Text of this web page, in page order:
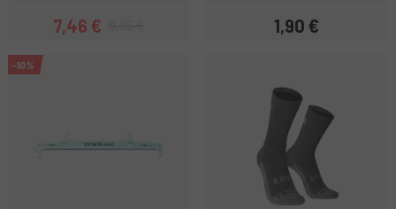
Preu
7,46 €Preu regular Preu
1,90 €
-10%